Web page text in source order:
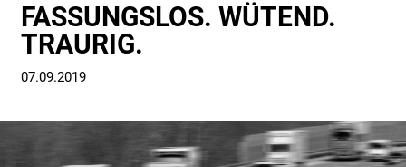
FASSUNGSLOS. WÜTEND.
TRAURIG.
07.09.2019